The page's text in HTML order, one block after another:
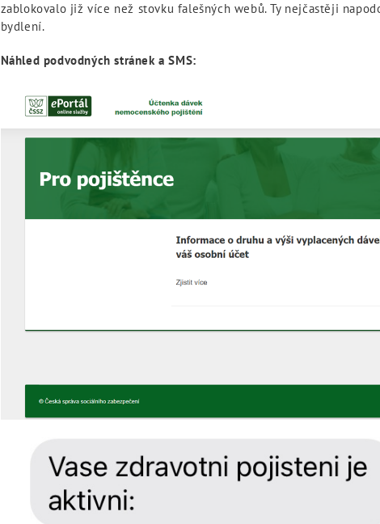
zablokovalo již více než stovku falešných webů. Ty nejčastěji
bydlení.
Náhled podvodných stránek a SMS: